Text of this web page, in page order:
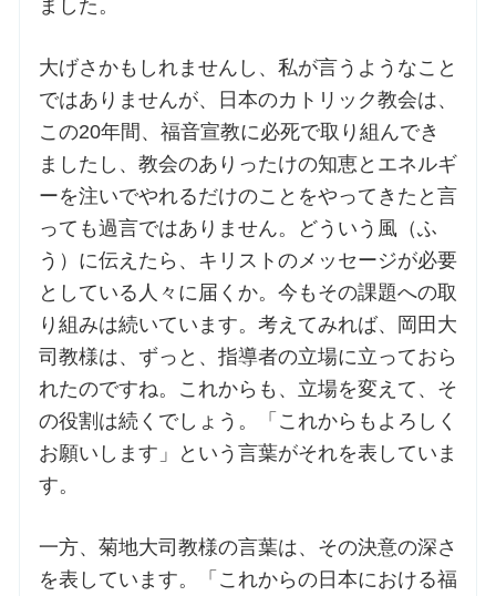
ました。
大げさかもしれませんし、私が言うようなこと
ではありませんが、日本のカトリック教会は、
この20年間、福音宣教に必死で取り組んでき
ましたし、教会のありったけの知恵とエネルギ
ーを注いでやれるだけのことをやってきたと言
っても過言ではありません。どういう風（ふ
う）に伝えたら、キリストのメッセージが必要
としている人々に届くか。今もその課題への取
り組みは続いています。考えてみれば、岡田大
司教様は、ずっと、指導者の立場に立っておら
れたのですね。これからも、立場を変えて、そ
の役割は続くでしょう。「これからもよろしく
お願いします」という言葉がそれを表していま
す。
一方、菊地大司教様の言葉は、その決意の深さ
を表しています。「これからの日本における福